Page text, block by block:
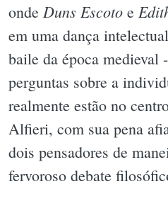
onde Duns Escoto e
em uma dança
baile da época medieval
perguntas sobre a
realmente estão no
Alfieri, com sua pena
dois pensadores de
fervoroso debate